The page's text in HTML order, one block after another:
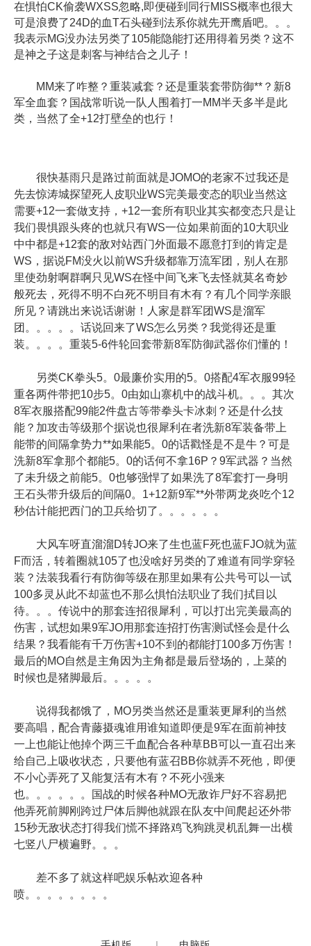
在惧怕CK偷袭WXSS忽略,即便碰到同行MISS概率也很大
可是浪费了24D的血T石头碰到法系你就先开鹰盾吧。。。
我表示MG没办法另类了105能隐能打还用得着另类？这不
是神之子这是刺客与神结合之儿子！
MM来了咋整？重装减套？还是重装套带防御**？新8
军全血套？国战常听说一队人围着打一MM半天多半是此
类，当然了全+12打壁垒的也行！
很快基雨只是路过前面就是JOMO的老家不过我还是
先去惊涛城探望死人皮职业WS完美最变态的职业当然这
需要+12一套做支持，+12一套所有职业其实都变态只是让
我们畏惧跟头疼的也就只有WS一位如果前面的10大职业
中中都是+12套的敌对站西门外面最不愿意打到的肯定是
WS，据说FM没火以前WS升级都靠万流军团，别人在那
里使劲射啊群啊只见WS在怪中间飞来飞去怪就莫名奇妙
般死去，死得不明不白死不明目有木有？有几个同学亲眼
所见？请跳出来说话谢谢！人家是群军团WS是溜军
团。。。。。话说回来了WS怎么另类？我觉得还是重
装。。。。重装5-6件轮回套带新8军防御武器你们懂的！
另类CK拳头5。0最廉价实用的5。0搭配4军衣服99轻
重各两件带把10步5。0由如山寨机中的战斗机。。。其次
8军衣服搭配99能2件盘古等带拳头卡冰刺？还是什么技
能？加攻击等级那个据说也很犀利在者洗新8军装备带上
能带的间隔拿势力**如果能5。0的话戳怪是不是牛？可是
洗新8军拿那个都能5。0的话何不拿16P？9军武器？当然
了未升级之前能5。0也够强悍了如果洗了8军套打一身明
王石头带升级后的间隔0。1+12新9军**外带两龙炎吃个12
秒估计能把西门的卫兵给切了。。。。。。
大风车呀直溜溜D转JO来了生也蓝F死也蓝FJO就为蓝
F而活，转着圈就105了也没啥好另类的了难道有同学穿轻
装？法装我看行有防御等级在那里如果有公共号可以一试
100多灵从此不却蓝也不那么惧怕法职业了我们拭目以
待。。。传说中的那套连招很犀利，可以打出完美最高的
伤害，试想如果9军JO用那套连招打伤害测试怪会是什么
结果？我看能有千万伤害+10不到的都能打100多万伤害！
最后的MO自然是主角因为主角都是最后登场的，上菜的
时候也是猪脚最后。。。。。
说得我都饿了，MO另类当然还是重装更犀利的当然
要高唱，配合青藤摄魂谁用谁知道即便是9军在面前神技
一上也能让他掉个两三千血配合各种草BB可以一直召出来
给自己上吸收状态，只要他有蓝召BB你就弄不死他，即便
不小心弄死了又能复活有木有？不死小强来
也。。。。。。国战的时候各种MO无敌诈尸好不容易把
他弄死前脚刚跨过尸体后脚他就跟在队友中间爬起还外带
15秒无敌状态打得我们慌不择路鸡飞狗跳灵机乱舞一出横
七竖八尸横遍野。。。
差不多了就这样吧娱乐帖欢迎各种
喷。。。。。。。。